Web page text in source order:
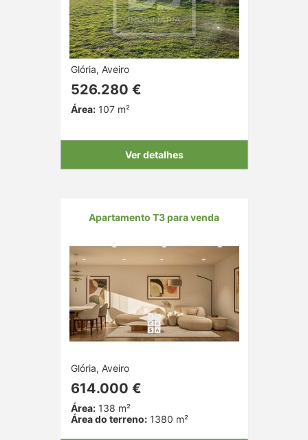
Glória, Aveiro
526.280 €
Área:107 m²
Ver detalhes
Apartamento T3 para venda
Glória, Aveiro
614.000 €
Área:138 m²
Área do terreno:1380 m²